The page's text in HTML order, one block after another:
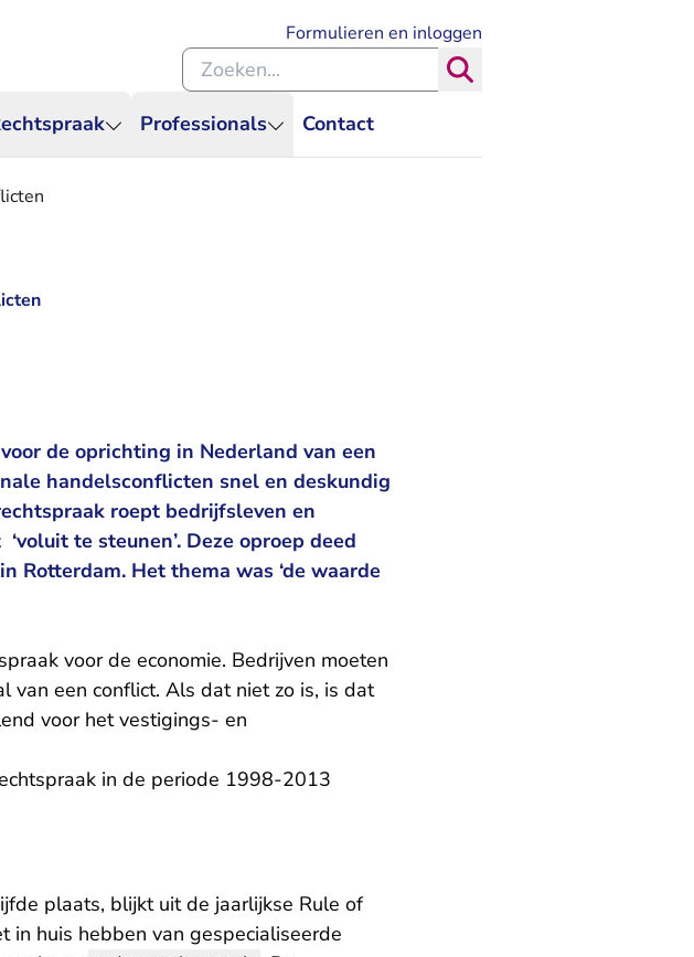
Professionals Contact
Formulieren en inloggen
Zoeken binnen de Rechtspraak
de oprichting in Nederland van een
handelsconflicten snel en deskundig
roept bedrijfsleven en
te steunen’. Deze oproep deed
Rotterdam. Het thema was ‘de waarde
voor de economie. Bedrijven moeten
van een conflict. Als dat niet zo is, is dat
voor het vestigings- en
in de periode 1998-2013
plaats, blijkt uit de jaarlijkse Rule of
in huis hebben van gespecialiseerde